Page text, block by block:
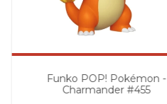
Funko POP! Pokémon -
Charmander #455